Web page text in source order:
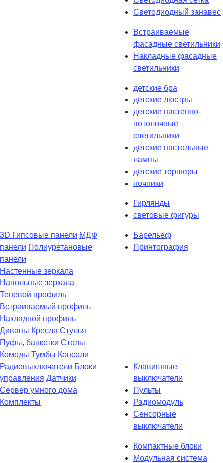
Светодиодный занавес
Встраиваемые
фасадные светильники
Накладные фасадные
светильники
детские бра
детские люстры
детские настенно-
потолочные
светильники
детские настольные
лампы
детские торшеры
ночники
Гирлянды
световые фигуры
3D Гипсовые панели МДФ
панели Полиуретановые
панели
Барельеф
Принтография
Настенные зеркала
Напольные зеркала
Теневой профиль
Встраиваемый профиль
Накладной профиль
Диваны Кресла Стулья
Пуфы, банкетки Столы
Комоды Тумбы Консоли
Радиовыключатели Блоки
управления Датчики
Сервер умного дома
Комплекты
Клавишные
выключатели
Пульты
Радиомодуль
Сенсорные
выключатели
Компактные блоки
Модульная система